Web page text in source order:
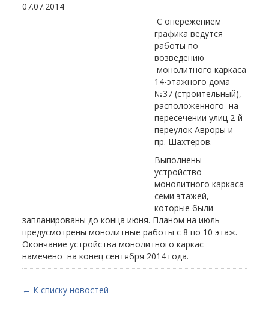
07.07.2014
С опережением
графика ведутся
работы по
возведению
монолитного каркаса
14-этажного дома
№37 (строительный),
расположенного на
пересечении улиц 2-й
переулок Авроры и
пр. Шахтеров.
Выполнены
устройство
монолитного каркаса
семи этажей,
которые были
запланированы до конца июня. Планом на июль
предусмотрены монолитные работы с 8 по 10 этаж.
Окончание устройства монолитного каркас
намечено на конец сентября 2014 года.
← К списку новостей